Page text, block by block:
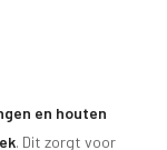
en houten
. Dit zorgt voor